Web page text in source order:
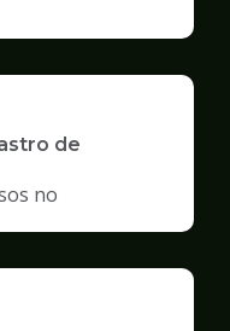
de
no